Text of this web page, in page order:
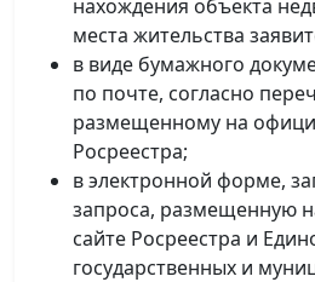
нахождения объекта
места жительства
в виде бумажного
по почте, согласно
размещенному на
Росреестра;
в электронной форме,
запроса, размещенную
сайте Росреестра и
государственных и